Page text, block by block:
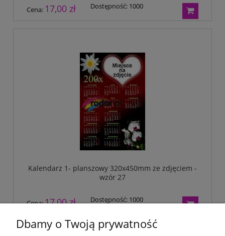
Cena: 17,00 zł Dostępność: 1000
Kalendarz 1- planszowy 320x450mm ze zdjęciem -
wzór 27
Cena:17,00 zł Dostępność: 1000
Dbamy o Twoją prywatność